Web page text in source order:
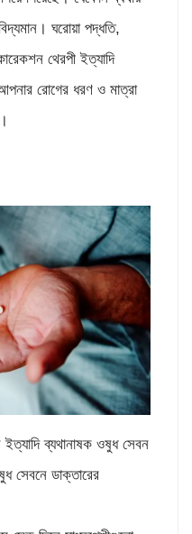
ঘরোয়া পদ্ধতি,
থেরপী ইত্যাদি
রোগের ধরণ ও মাত্রা
ব্যথানাষক ওষুধ সেবন
সেবনে ডাক্তারের